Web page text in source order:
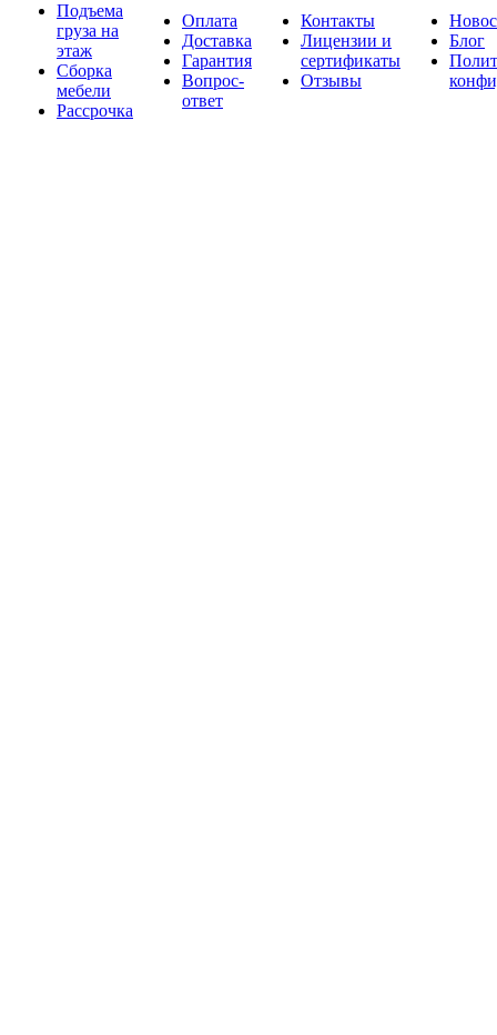
Подъема
груза на
этаж
Сборка
мебели
Рассрочка
Оплата
Доставка
Гарантия
Вопрос-
ответ
Контакты
Лицензии и
сертификаты
Отзывы
Блог